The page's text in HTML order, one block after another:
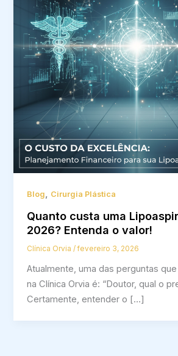
Blog, Cirurgia Plástica
Quanto custa uma
2026? Entenda o valor!
Clínica Orvia/fevereiro 3, 2026
Atualmente, uma das perguntas
na Clínica Orvia é: “Doutor, qual o
Certamente, entender o […]